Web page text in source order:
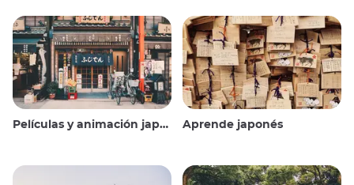
Películas y animación japonesas Aprende japonés